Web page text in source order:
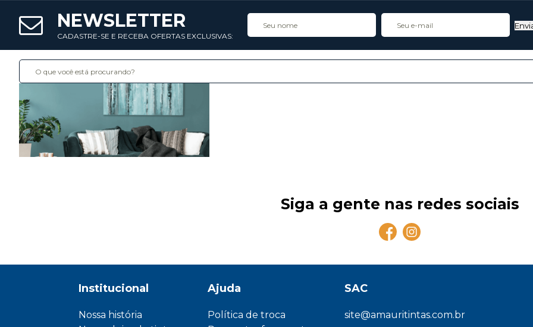
NEWSLETTER
CADASTRE-SE E RECEBA OFERTAS EXCLUSIVAS:
Siga a gente nas redes sociais
Institucional
Nossa história
Ajuda
Política de troca
SAC
site@amauritintas.com.br